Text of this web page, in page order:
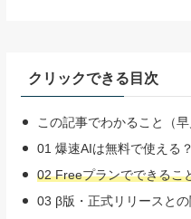
クリックできる目次
この記事でわかること（早
01 爆速AIは無料で使える？
02 Freeプランでできるこ
03 β版・正式リリースと